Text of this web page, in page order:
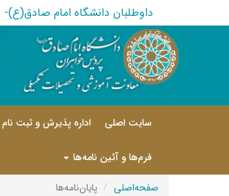
داوطلبان دانشگاه امام
سایت اصلی اداره پذیرش و ثبت نام
فرم‌ها و آئین نامه‌ها
صفحه‌اصلی پایان‌نامه‌ها